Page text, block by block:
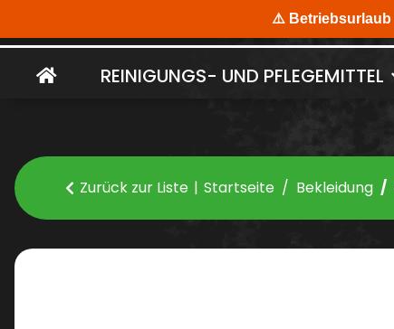
REINIGUNGS- UND PFLEGEMITTEL
Zurück zur Liste Startseite Bekleidung